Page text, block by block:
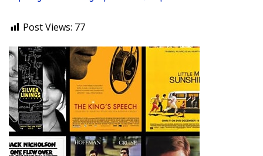
Post Views: 77